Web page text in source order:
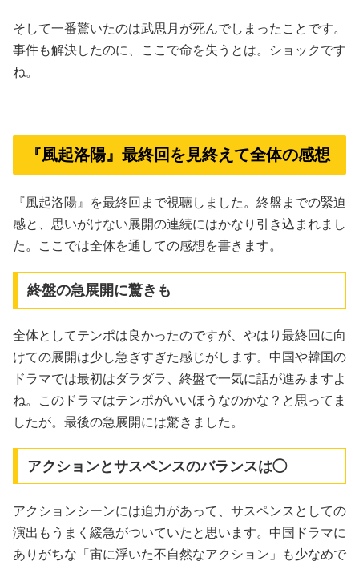
そして一番驚いたのは武思月が死んでしまったことです。
事件も解決したのに、ここで命を失うとは。ショックです
ね。
『風起洛陽』最終回を見終えて全体の感想
『風起洛陽』を最終回まで視聴しました。終盤までの緊迫
感と、思いがけない展開の連続にはかなり引き込まれまし
た。ここでは全体を通しての感想を書きます。
終盤の急展開に驚きも
全体としてテンポは良かったのですが、やはり最終回に向
けての展開は少し急ぎすぎた感じがします。中国や韓国の
ドラマでは最初はダラダラ、終盤で一気に話が進みますよ
ね。このドラマはテンポがいいほうなのかな？と思ってま
したが。最後の急展開には驚きました。
アクションとサスペンスのバランスは◯
アクションシーンには迫力があって、サスペンスとしての
演出もうまく緩急がついていたと思います。中国ドラマに
ありがちな「宙に浮いた不自然なアクション」も少なめで